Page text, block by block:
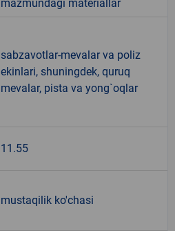
mazmundagi materiallar
sabzavotlar-mevalar va poliz
ekinlari, shuningdek, quruq
mevalar, pista va yong`oqlar
11.55
mustaqilik ko'chasi